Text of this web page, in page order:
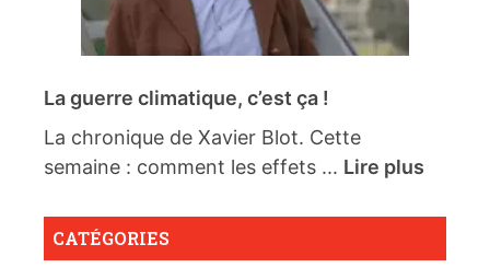
La guerre climatique, c’est ça !
La chronique de Xavier Blot. Cette
semaine : comment les effets ... Lire plus
CATÉGORIES